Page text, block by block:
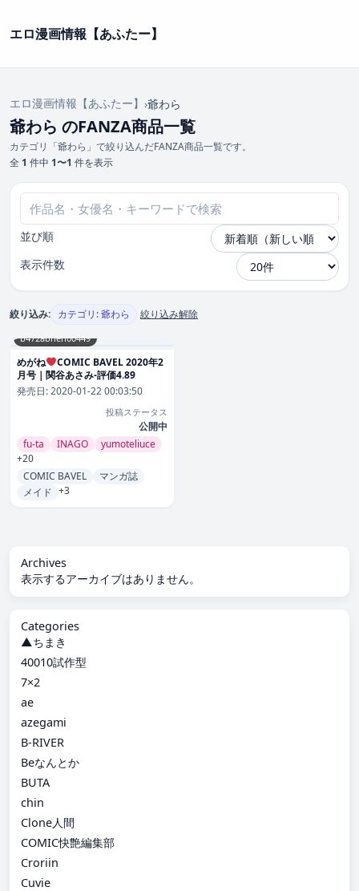
エロ漫画情報【あふたー】
エロ漫画情報【あふたー】 ›爺わら
爺わら のFANZA商品一覧
カテゴリ「爺わら」で絞り込んだFANZA商品一覧です。
全 1 件中 1〜1 件を表示
並び順
表示件数
絞り込み: カテゴリ: 爺わら 絞り込み解除
b472abnen00449
めがね
COMIC BAVEL 2020年2
月号｜関谷あさみ-評価4.89
発売日:2020-01-22 00:03:50
投稿ステータス
公開中
fu-ta
INAGO
yumoteliuce
+20
COMIC BAVEL
マンガ誌
メイド +3
Archives
表示するアーカイブはありません。
Categories
▲ちまき
40010試作型
7×2
ae
azegami
B-RIVER
Beなんとか
BUTA
chin
Clone人間
COMIC快艶編集部
Croriin
Cuvie